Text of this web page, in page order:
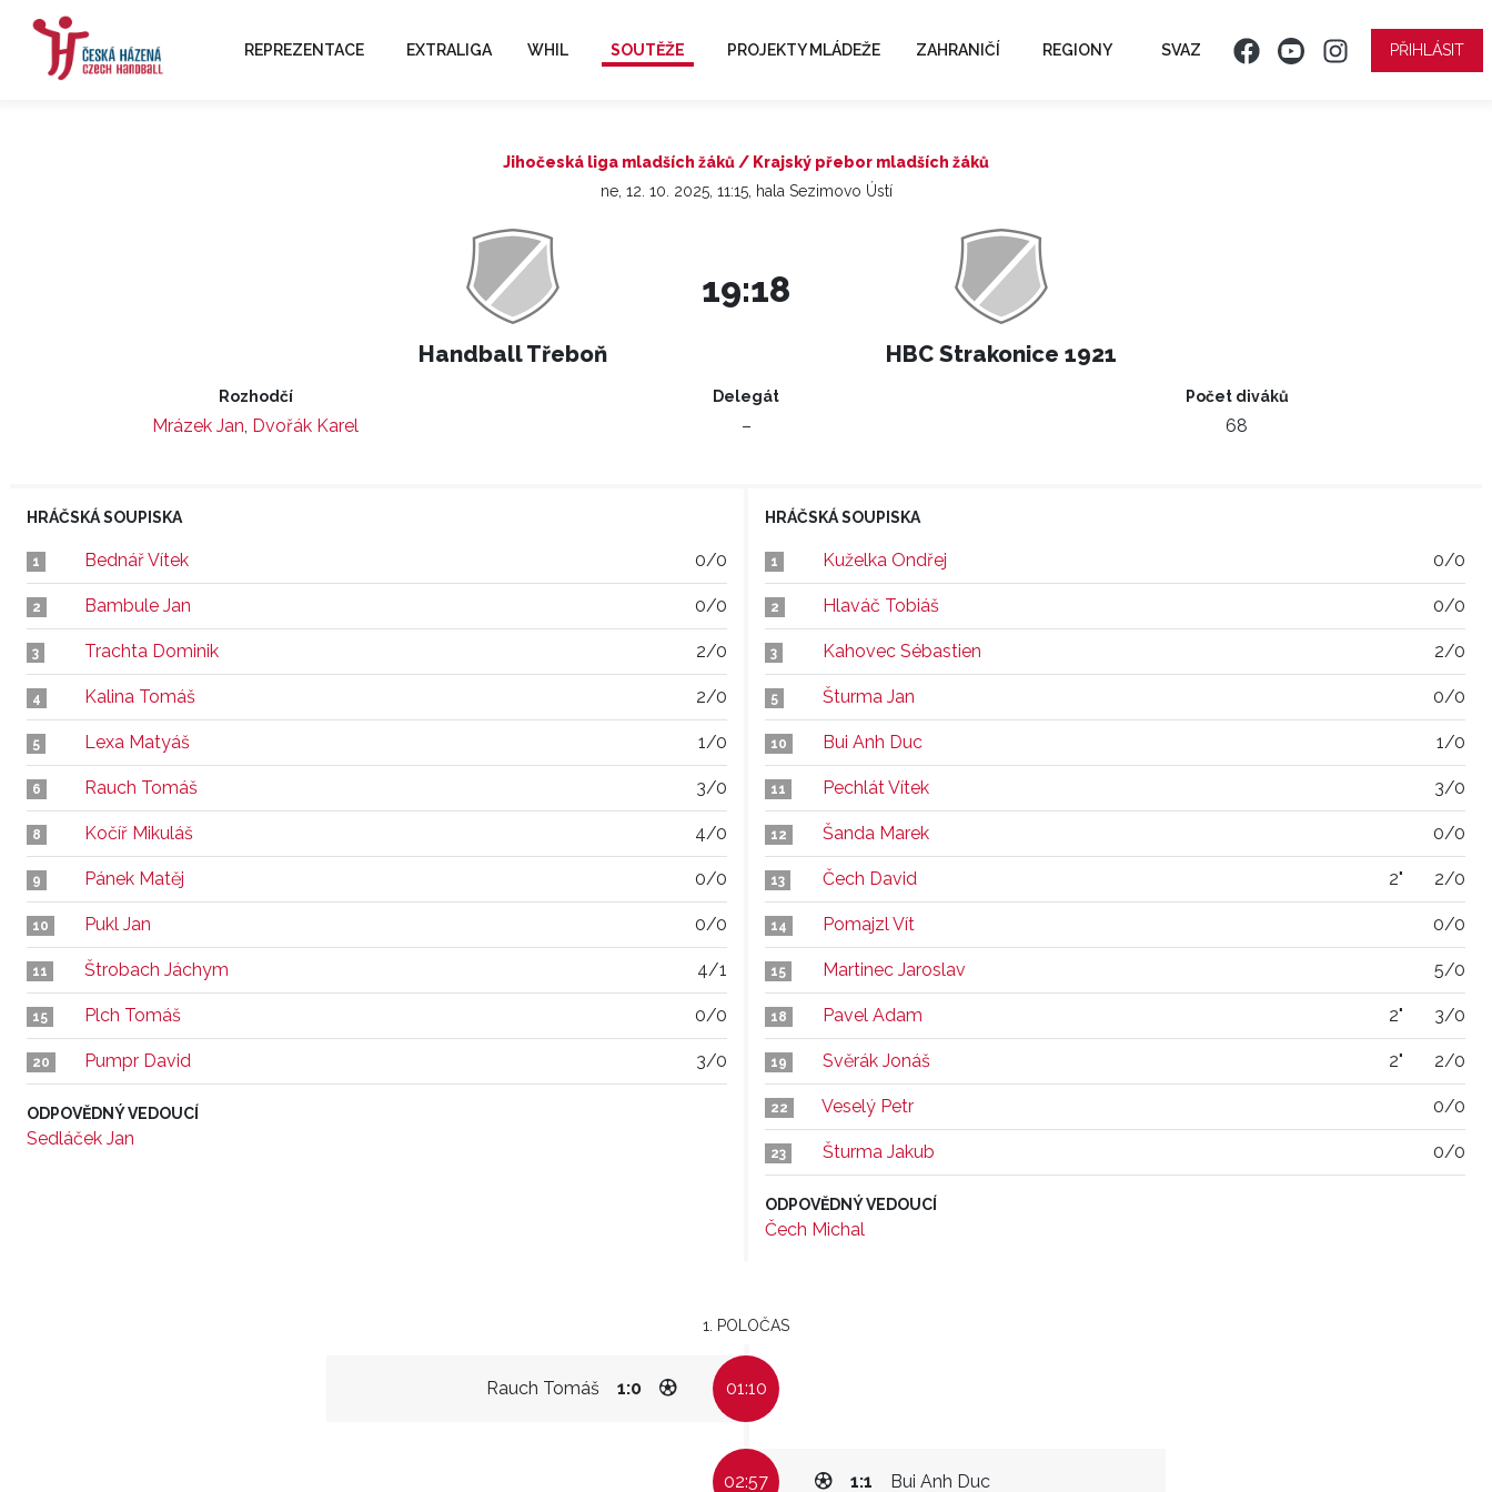
REPREZENTACE EXTRALIGA WHIL SOUTĚŽE PROJEKTY MLÁDEŽE ZAHRANIČÍ REGIONY SVAZ PŘIHLÁSIT
Jihočeská liga mladších žáků / Krajský přebor mladších žáků
ne, 12. 10. 2025, 11:15, hala Sezimovo Ústí
Handball Třeboň
19:18
HBC Strakonice 1921
Rozhodčí
Mrázek Jan, Dvořák Karel
Delegát
–
Počet diváků
68
HRÁČSKÁ SOUPISKA
1 Bednář Vítek 0/0
2 Bambule Jan 0/0
3 Trachta Dominik 2/0
4 Kalina Tomáš 2/0
5 Lexa Matyáš 1/0
6 Rauch Tomáš 3/0
8 Kočíř Mikuláš 4/0
9 Pánek Matěj 0/0
10 Pukl Jan 0/0
11 Štrobach Jáchym 4/1
15 Plch Tomáš 0/0
20 Pumpr David 3/0
ODPOVĚDNÝ VEDOUCÍ
Sedláček Jan
HRÁČSKÁ SOUPISKA
1 Kuželka Ondřej 0/0
2 Hlaváč Tobiáš 0/0
3 Kahovec Sébastien 2/0
5 Šturma Jan 0/0
10 Bui Anh Duc 1/0
11 Pechlát Vítek 3/0
12 Šanda Marek 0/0
13 Čech David 2" 2/0
14 Pomajzl Vít 0/0
15 Martinec Jaroslav 5/0
18 Pavel Adam 2" 3/0
19 Svěrák Jonáš 2" 2/0
22 Veselý Petr 0/0
23 Šturma Jakub 0/0
ODPOVĚDNÝ VEDOUCÍ
Čech Michal
1. POLOČAS
Rauch Tomáš 1:0 01:10
02:57 Bui Anh Duc
1:1